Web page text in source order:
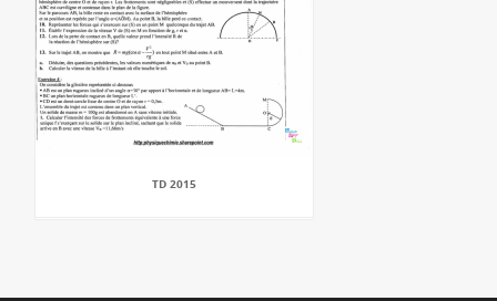
TD 2015